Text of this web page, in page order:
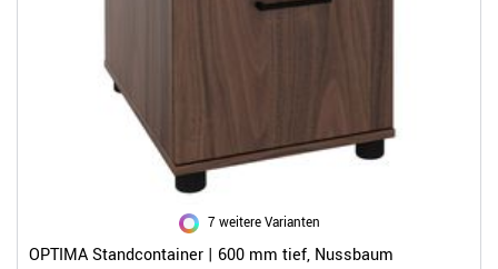
7 weitere Varianten
OPTIMA Standcontainer | 600 mm tief, Nussbaum